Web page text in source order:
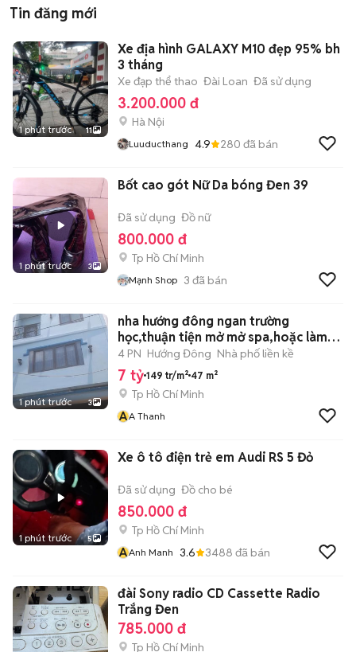
Tin đăng mới
1 phút trước 11
Xe địa hình GALAXY M10 đẹp 95% bh
3 tháng
Xe đạp thể thao Đài Loan Đã sử dụng
3.200.000 đ
Hà Nội
Luuducthang 4.9 280 đã bán
1 phút trước 3
Bốt cao gót Nữ Da bóng Đen 39
Đã sử dụng Đồ nữ
800.000 đ
Tp Hồ Chí Minh
Mạnh Shop 3 đã bán
1 phút trước 3
nha hướng đông ngan trường
học,thuận tiện mở mở spa,hoặc làm
can ho
4 PN Hướng Đông Nhà phố liền kề
7 tỷ 149 tr/m² 47 m²
Tp Hồ Chí Minh
AA Thanh
1 phút trước 5
Xe ô tô điện trẻ em Audi RS 5 Đỏ
Đã sử dụng Đồ cho bé
850.000 đ
Tp Hồ Chí Minh
AAnh Manh 3.6 3488 đã bán
đài Sony radio CD Cassette Radio
Trắng Đen
785.000 đ
Tp Hồ Chí Minh